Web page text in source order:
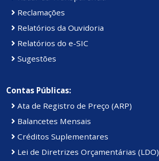
Reclamações
Relatórios da Ouvidoria
Relatórios do e-SIC
Sugestões
Contas Públicas:
Ata de Registro de Preço (ARP)
Balancetes Mensais
Créditos Suplementares
Lei de Diretrizes Orçamentárias (LDO)